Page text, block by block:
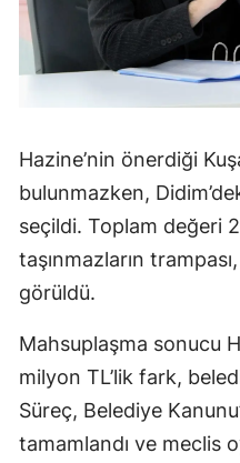
Hazine’nin önerdiği
bulunmazken,
seçildi. Toplam değeri
taşınmazların
görüldü.
Mahsuplaşma sonucu
milyon TL’lik fark,
Süreç, Belediye
tamamlandı ve meclis